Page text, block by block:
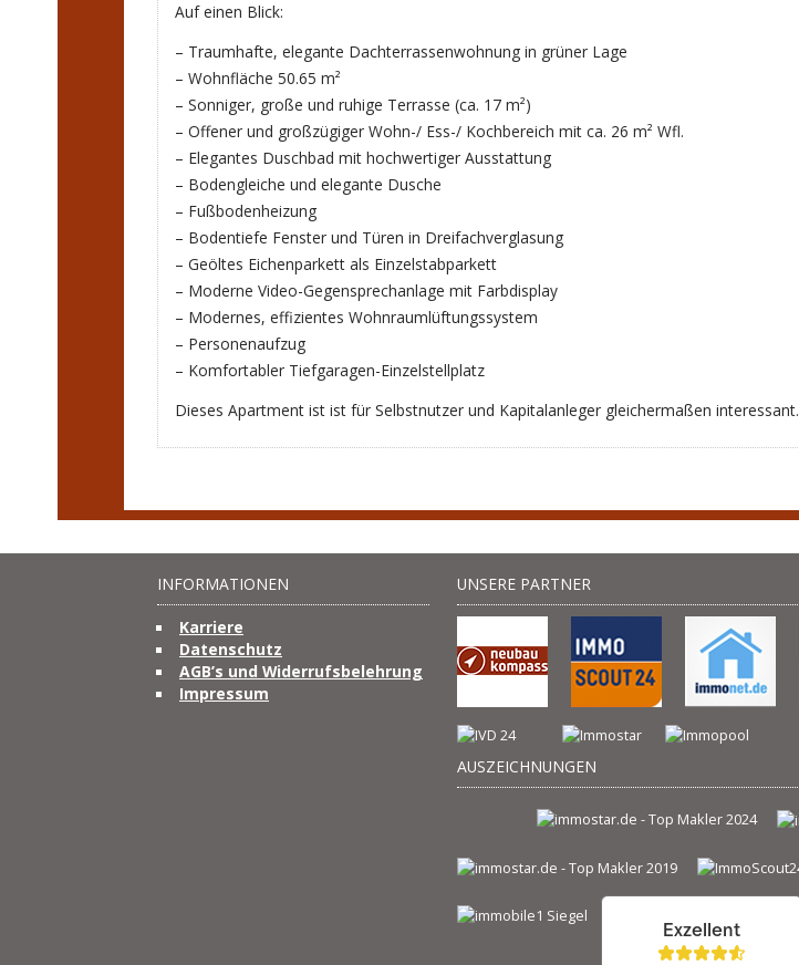
Auf einen Blick:
– Traumhafte, elegante Dachterrassenwohnung in grüner Lage
– Wohnfläche 50.65 m²
– Sonniger, große und ruhige Terrasse (ca. 17 m²)
– Offener und großzügiger Wohn-/ Ess-/ Kochbereich mit ca. 26 m² Wfl.
– Elegantes Duschbad mit hochwertiger Ausstattung
– Bodengleiche und elegante Dusche
– Fußbodenheizung
– Bodentiefe Fenster und Türen in Dreifachverglasung
– Geöltes Eichenparkett als Einzelstabparkett
– Moderne Video-Gegensprechanlage mit Farbdisplay
– Modernes, effizientes Wohnraumlüftungssystem
– Personenaufzug
– Komfortabler Tiefgaragen-Einzelstellplatz
Dieses Apartment ist ist für Selbstnutzer und Kapitalanleger gleichermaßen interessant.
INFORMATIONEN
Karriere
Datenschutz
AGB’s und Widerrufsbelehrung
Impressum
UNSERE PARTNER
AUSZEICHNUNGEN